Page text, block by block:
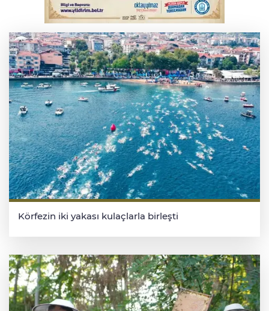
Yükseköğretim Kanununda değişiklik
Resmi Gazete'de
Körfezin iki yakası kulaçlarla birleşti